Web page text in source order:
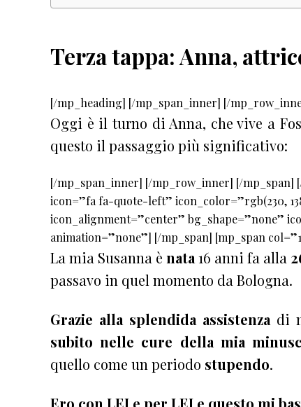
Terza tappa: Anna,
[/mp_heading] [/mp_span_inner] [/
Oggi è il turno di Anna, che vive a
questo il passaggio più significativo:
[/mp_span_inner] [/mp_row_inner] [/mp_span]
icon=”fa fa-quote-left” icon_color=”rgb(230,
icon_alignment=”center” bg_shape=”none”
animation=”none”] [/mp_span] [mp_span
La mia Susanna è nata 16 anni fa alla
passavo in quel momento da Bologna.
Grazie alla splendida assistenza di
subito nelle cure della mia
quello come un periodo stupendo.
Ero con LEI e per LEI e questo mi